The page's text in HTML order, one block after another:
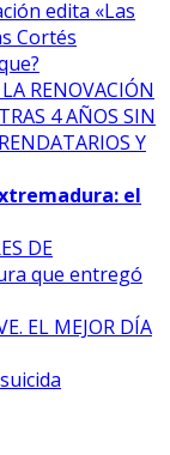
edita «Las
Cortés
RENOVACIÓN
4 AÑOS SIN
Y
el
DE
que entregó
EL MEJOR DÍA